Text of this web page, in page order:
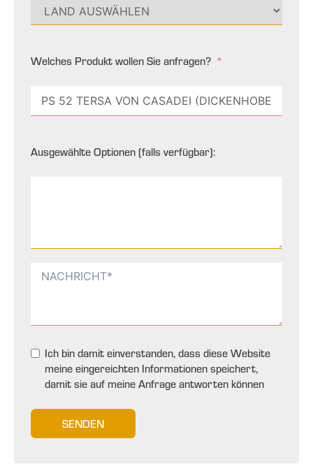
Welches Produkt wollen Sie anfragen?
Ausgewählte Optionen (falls verfügbar):
Ich bin damit einverstanden, dass diese Website
meine eingereichten Informationen speichert,
damit sie auf meine Anfrage antworten können
SENDEN